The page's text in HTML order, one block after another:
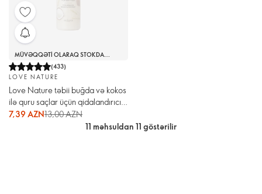
MÜVƏQQƏTI OLARAQ STOKDA
YOXDUR
(433)
LOVE NATURE
Love Nature təbii buğda və kokos
ilə quru saçlar üçün qidalandırıcı
kondisioner
7,39 AZN13,00 AZN
11 məhsuldan 11 göstərilir